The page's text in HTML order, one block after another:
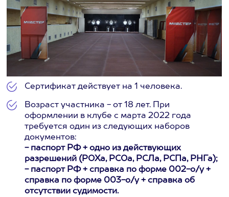
Сертификат действует на 1 человека.
Возраст участника - от 18 лет. При
оформлении в клубе с марта 2022 года
требуется один из следующих наборов
документов:
- паспорт РФ + одно из действующих
разрешений (РОХа, РСОа, РСЛа, РСПа, РНГа);
- паспорт РФ + справка по форме 002-о/у +
справка по форме 003-о/у + справка об
отсутствии судимости.